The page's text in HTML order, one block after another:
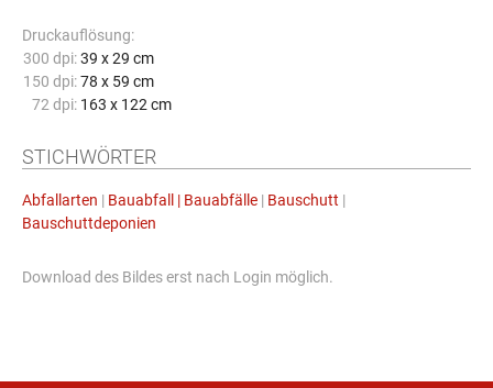
Druckauflösung:
300 dpi: 39 x 29 cm
150 dpi: 78 x 59 cm
72 dpi: 163 x 122 cm
STICHWÖRTER
Abfallarten | Bauabfall | Bauabfälle | Bauschutt |
Bauschuttdeponien
Download des Bildes erst nach Login möglich.